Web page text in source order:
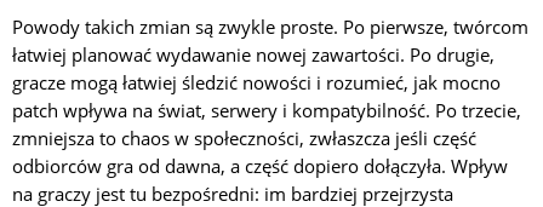
Powody takich zmian są zwykle proste. Po pierwsze, twórcom
łatwiej planować wydawanie nowej zawartości. Po drugie,
gracze mogą łatwiej śledzić nowości i rozumieć, jak mocno
patch wpływa na świat, serwery i kompatybilność. Po trzecie,
zmniejsza to chaos w społeczności, zwłaszcza jeśli część
odbiorców gra od dawna, a część dopiero dołączyła. Wpływ
na graczy jest tu bezpośredni: im bardziej przejrzysta